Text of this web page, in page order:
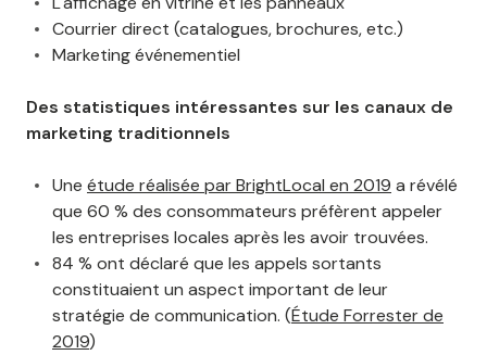
Courrier direct (catalogues, brochures, etc.)
Marketing événementiel
Des statistiques intéressantes sur les canaux de
marketing traditionnels
Une étude réalisée par BrightLocal en 2019 a révélé
que 60 % des consommateurs préfèrent appeler
les entreprises locales après les avoir trouvées.
84 % ont déclaré que les appels sortants
constituaient un aspect important de leur
stratégie de communication. (Étude Forrester de
2019)